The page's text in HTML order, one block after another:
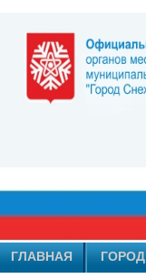
ГЛАВНАЯ ГОРОД